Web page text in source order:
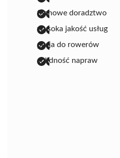
fachowe doradztwo
wysoka jakość usług
pasja do rowerów
solidność napraw